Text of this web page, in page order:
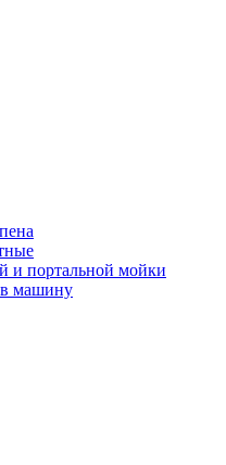
и портальной мойки
машину